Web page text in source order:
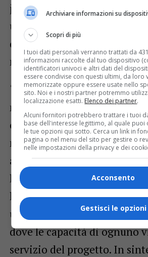
jazz, con un’energia
una band che è un gruppo di
questa cosa si respira anche
musica” sottolinea sempre
“La scrittura dei Pericopes
naturalmente evoluta: ora
crossover ci si abbandona a
narrazioni di stampo
abbracciando mondi
loro con l’aggiunta
lirismo, melodia e potenza
un prodotto davvero unico
dove le capacità di ognuno
servizio del progetto. In
Archiviare informazioni su
Scopri di più
I tuoi dati personali verranno trattati da
informazioni raccolte dal tuo dispositivo
identificatori univoci e altri dati del
essere condivise con questi ultimi, da loro
memorizzate oppure essere usate nello
sito. Noi e i nostri partner potremmo
localizzazione esatti. Elenco dei partner.
Alcuni fornitori potrebbero trattare i tuoi
base dell'interesse legittimo, al quale
le tue opzioni qui sotto. Cerca un link in
pagina o nel menu del sito per gestire o
nelle impostazioni della privacy e dei
Acconsento
Gestisci le opzioni